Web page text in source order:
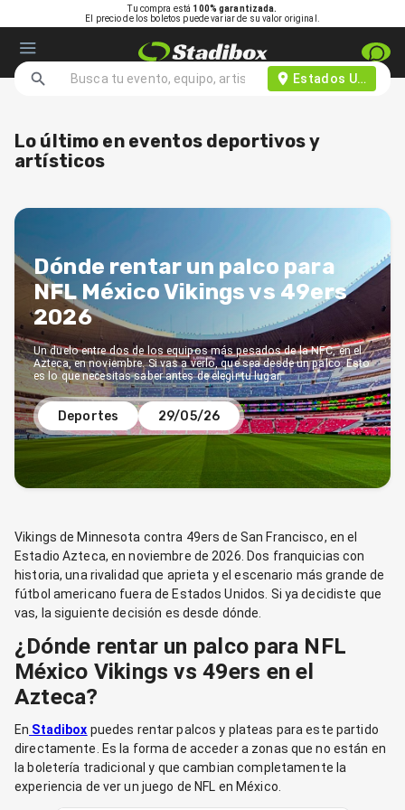
Tu compra está 100% garantizada.
El precio de los boletos puede variar de su valor original.
Estados Unidos
Lo último en eventos deportivos y
artísticos
Dónde rentar un palco para
NFL México Vikings vs 49ers
2026
Deportes 29/05/26
Un duelo entre dos de los equipos más pesados de la NFC, en el
Azteca, en noviembre. Si vas a verlo, que sea desde un palco. Esto
es lo que necesitas saber antes de elegir tu lugar.
Vikings de Minnesota contra 49ers de San Francisco, en el
Estadio Azteca, en noviembre de 2026. Dos franquicias con
historia, una rivalidad que aprieta y el escenario más grande de
fútbol americano fuera de Estados Unidos. Si ya decidiste que
vas, la siguiente decisión es desde dónde.
¿Dónde rentar un palco para NFL
México Vikings vs 49ers en el
Azteca?
En Stadibox puedes rentar palcos y plateas para este partido
directamente. Es la forma de acceder a zonas que no están en
la boletería tradicional y que cambian completamente la
experiencia de ver un juego de NFL en México.